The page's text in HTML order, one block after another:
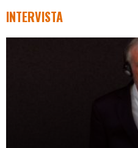
INTERVISTA